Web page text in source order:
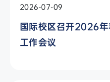
2026-07-09
国际校区召开2026
工作会议